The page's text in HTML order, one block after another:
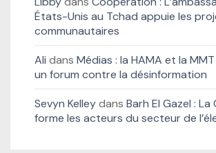
États-Unis au Tchad appuie les
communautaires
Ali dans Médias : la HAMA et la
un forum contre la désinformation
Sevyn Kelleydans Barh El Gazel : La
forme les acteurs du secteur de